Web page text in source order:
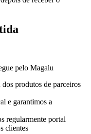
pelo Magalu
produtos de parceiros
e garantimos a
regularmente portal
clientes